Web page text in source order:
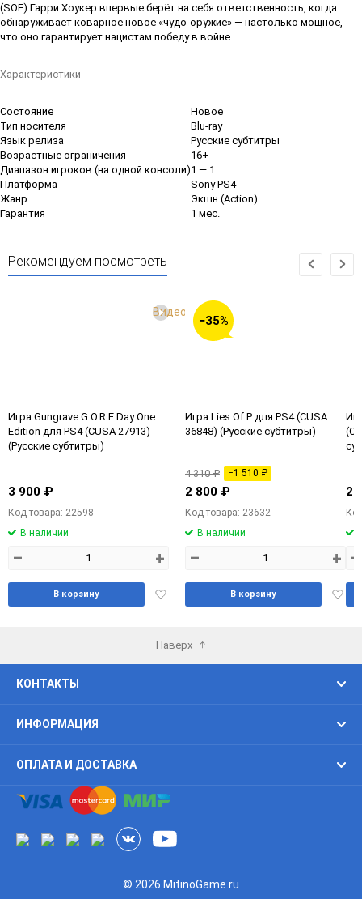
(SOE) Гарри Хоукер впервые берёт на себя ответственность, когда
обнаруживает коварное новое «чудо-оружие» — настолько мощное,
что оно гарантирует нацистам победу в войне.
Характеристики
Состояние
Новое
Тип носителя
Blu-ray
Язык релиза
Русские субтитры
Возрастные ограничения
16+
Диапазон игроков (на одной консоли)1 — 1
Платформа
Sony PS4
Жанр
Экшн (Action)
Гарантия
1 мес.
Рекомендуем посмотреть
Видео
Игра Gungrave G.O.R.E Day One
Edition для PS4 (CUSA 27913)
(Русские субтитры)
3 900 ₽
Код товара: 22598
В наличии
– +
Добавить
В корзину
−35%
Игра Lies Of P для PS4 (CUSA
36848) (Русские субтитры)
4 310 ₽ −1 510 ₽
2 800 ₽
Код товара: 23632
В наличии
– +
В корзину
2
–
Наверх
КОНТАКТЫ
ИНФОРМАЦИЯ
ОПЛАТА И ДОСТАВКА
© 2026 MitinoGame.ru